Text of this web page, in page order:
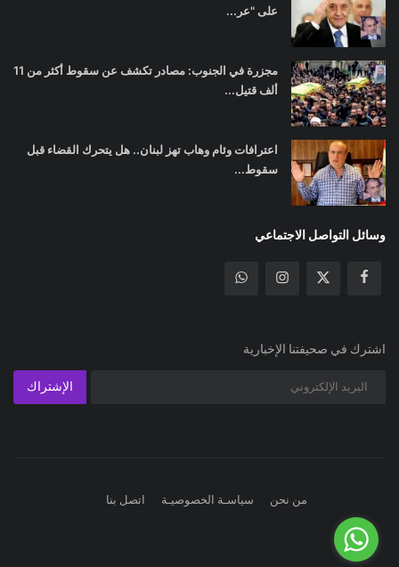
على "عر...
مجزرة في الجنوب: مصادر تكشف عن سقوط أكثر من 11
ألف قتيل...
اعترافات وئام وهاب تهز لبنان.. هل يتحرك القضاء قبل
سقوط...
وسائل التواصل الاجتماعي
اشترك في صحيفتنا الإخبارية
الإشتراك
من نحن سياسـة الخصوصيـة اتصل بنا